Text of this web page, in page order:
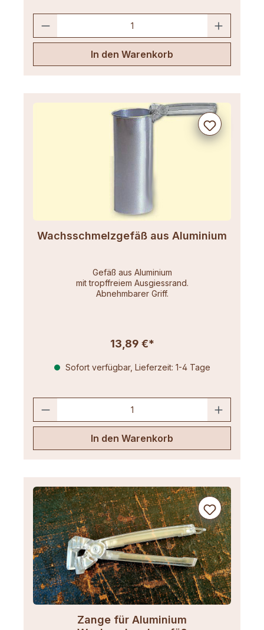
In den Warenkorb
Wachsschmelzgefäß aus Aluminium
Gefäß aus Aluminium
mit tropffreiem Ausgiessrand.
Abnehmbarer Griff.
13,89 €*
Sofort verfügbar, Lieferzeit: 1-4 Tage
In den Warenkorb
Zange für Aluminium